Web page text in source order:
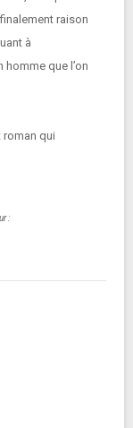
raison
à
homme que l’on
roman qui
: